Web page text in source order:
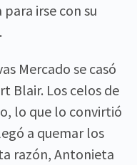
irse con su
Mercado se casó
Blair. Los celos de
lo que lo convirtió
a quemar los
razón, Antonieta